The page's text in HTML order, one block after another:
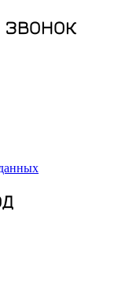
ЗВОНОК